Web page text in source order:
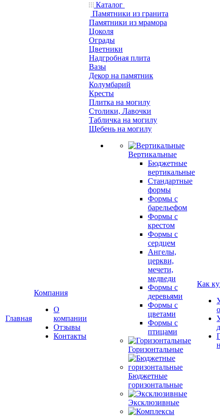
Главная
Компания
О
компании
Отзывы
Контакты
Каталог
Памятники из гранита
Памятники из мрамора
Цоколя
Ограды
Цветники
Надгробная плита
Вазы
Декор на памятник
Колумбарий
Кресты
Плитка на могилу
Столики, Лавочки
Табличка на могилу
Щебень на могилу
Вертикальные
Бюджетные
вертикальные
Стандартные
формы
Формы с
барельефом
Формы с
крестом
Формы с
сердцем
Ангелы,
церкви,
мечети,
медведи
Формы с
деревьями
Формы с
цветами
Формы с
птицами
Горизонтальные
Бюджетные
горизонтальные
Эксклюзивные
Как